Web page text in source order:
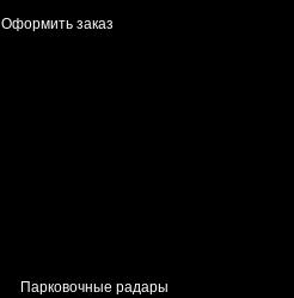
Оформить заказ
Парковочные радары